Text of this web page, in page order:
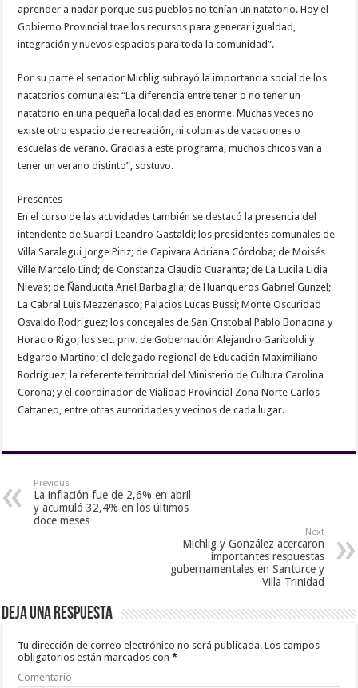
aprender a nadar porque sus pueblos no tenían un natatorio. Hoy el
Gobierno Provincial trae los recursos para generar igualdad,
integración y nuevos espacios para toda la comunidad”.
Por su parte el senador Michlig subrayó la importancia social de los
natatorios comunales: “La diferencia entre tener o no tener un
natatorio en una pequeña localidad es enorme. Muchas veces no
existe otro espacio de recreación, ni colonias de vacaciones o
escuelas de verano. Gracias a este programa, muchos chicos van a
tener un verano distinto”, sostuvo.
Presentes
En el curso de las actividades también se destacó la presencia del
intendente de Suardi Leandro Gastaldi; los presidentes comunales de
Villa Saralegui Jorge Piriz; de Capivara Adriana Córdoba; de Moisés
Ville Marcelo Lind; de Constanza Claudio Cuaranta; de La Lucila Lidia
Nievas; de Ñanducita Ariel Barbaglia; de Huanqueros Gabriel Gunzel;
La Cabral Luis Mezzenasco; Palacios Lucas Bussi; Monte Oscuridad
Osvaldo Rodríguez; los concejales de San Cristobal Pablo Bonacina y
Horacio Rigo; los sec. priv. de Gobernación Alejandro Gariboldi y
Edgardo Martino; el delegado regional de Educación Maximiliano
Rodríguez; la referente territorial del Ministerio de Cultura Carolina
Corona; y el coordinador de Vialidad Provincial Zona Norte Carlos
Cattaneo, entre otras autoridades y vecinos de cada lugar.
Previous
La inflación fue de 2,6% en abril
y acumuló 32,4% en los últimos
doce meses
Next
Michlig y González acercaron
importantes respuestas
gubernamentales en Santurce y
Villa Trinidad
Deja una respuesta
Tu dirección de correo electrónico no será publicada. Los campos
obligatorios están marcados con*
Comentario